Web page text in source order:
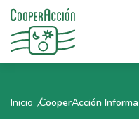
Inicio CooperAcción Informa